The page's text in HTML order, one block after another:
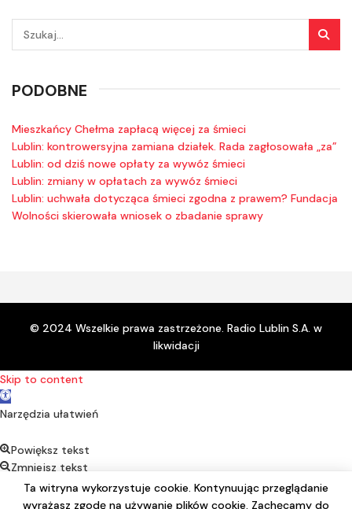
PODOBNE
Mieszkańcy Chełma zapłacą więcej za śmieci
Lublin: kontrowersyjna zamiana działek. Rada zagłosowała „za”
Lublin: od dziś nowe opłaty za wywóz śmieci
Lublin: zmiany w opłatach za wywóz śmieci
Lublin: uchwała dotycząca śmieci zgodna z prawem? Fundacja
Wolności skierowała wniosek o zbadanie sprawy
© 2024 Wszelkie prawa zastrzeżone. Radio Lublin S.A. w
likwidacji
Ta witryna wykorzystuje cookie. Kontynuując przeglądanie
wyrażasz zgodę na używanie plików cookie. Zachęcamy do
Skip to content
Open toolbar
Narzędzia ułatwień
Powiększ tekst
Zmniejsz tekst
Kontrast
Negatyw